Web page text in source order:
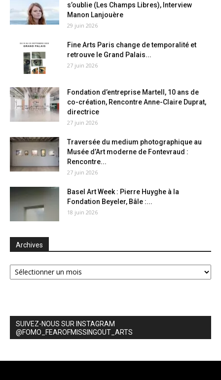
s’oublie (Les Champs Libres), Interview
Manon Lanjouère
29 juin 2026
Fine Arts Paris change de temporalité et
retrouve le Grand Palais...
27 juin 2026
Fondation d’entreprise Martell, 10 ans de
co-création, Rencontre Anne-Claire Duprat,
directrice
27 juin 2026
Traversée du medium photographique au
Musée d’Art moderne de Fontevraud :
Rencontre...
27 juin 2026
Basel Art Week : Pierre Huyghe à la
Fondation Beyeler, Bâle :...
18 juin 2026
Archives
Archives
SUIVEZ-NOUS SUR INSTAGRAM
@FOMO_FEAROFMISSINGOUT_ARTS